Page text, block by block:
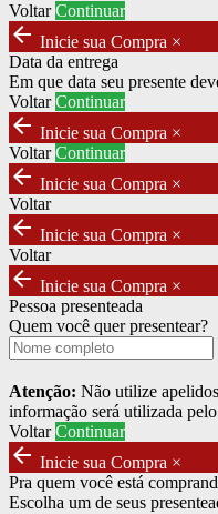
Voltar Continuar
arrow_back Inicie sua Compra ×
Data da entrega
Em que data seu presente
Voltar Continuar
arrow_back Inicie sua Compra ×
Voltar Continuar
arrow_back Inicie sua Compra ×
Voltar
arrow_back Inicie sua Compra ×
Voltar
arrow_back Inicie sua Compra ×
Pessoa presenteada
Quem você quer presentear?
Atenção: Não utilize
informação será utilizada
Voltar Continuar
arrow_back Inicie sua Compra ×
Pra quem você está
Escolha um de seus